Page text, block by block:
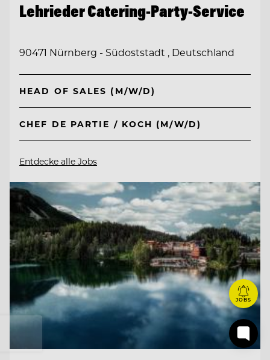
Lehrieder Catering-Party-Service
90471 Nürnberg - Südoststadt , Deutschland
HEAD OF SALES (M/W/D)
CHEF DE PARTIE / KOCH (M/W/D)
Entdecke alle Jobs
JOBS